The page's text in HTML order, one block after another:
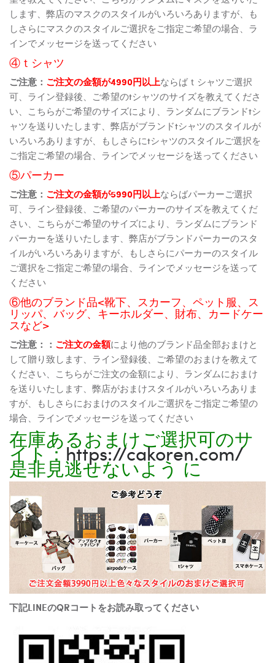
します、弊店のマスクのスタイルがいろいろありますが、も
しさらにマスクのスタイルご選択をご指定ご希望の場合、ラ
インでメッセージを送ってください
④ｔシャツ
ご注意： ご注文の金額が4990円以上ならばｔシャツご選択
可、ライン登録後、ご希望のtシャツのサイズを教えてくださ
い、こちらがご希望のサイズにより、ランダムにブランドtシ
ャツを送りいたします、弊店がブランドtシャツのスタイルが
いろいろありますが、もしさらにtシャツのスタイルご選択を
ご指定ご希望の場合、ラインでメッセージを送ってください
⑤パーカー
ご注意： ご注文の金額が5990円以上ならばパーカーご選択
可、ライン登録後、ご希望のパーカーのサイズを教えてくだ
さい、こちらがご希望のサイズにより、ランダムにブランド
パーカーを送りいたします、弊店がブランドパーカーのスタ
イルがいろいろありますが、もしさらにパーカーのスタイル
ご選択をご指定ご希望の場合、ラインでメッセージを送って
ください
⑥他のブランド品<靴下、スカーフ、ペット服、ス
リッパ、バッグ、キーホルダー、財布、カードケー
スなど>
ご注意：： ご注文の金額により他のブランド品全部おまけと
して贈り致します、ライン登録後、ご希望のおまけを教えて
ください、こちらがご注文の金額により、ランダムにおまけ
を送りいたします、弊店がおまけスタイルがいろいろありま
すが、もしさらにおまけのスタイルご選択をご指定ご希望の
場合、ラインでメッセージを送ってください
在庫あるおまけご選択可のサ
イト：https://cakoren.com/
是非見逃せないよう に
下記LINEのQRコートをお読み取ってください